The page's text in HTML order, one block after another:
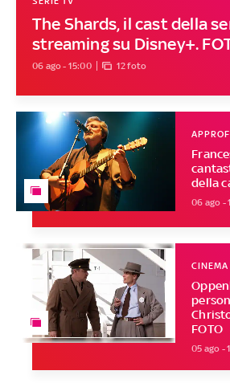
The Shards, il cast della
streaming su Disney+.
06 ago - 15:00 12 foto
della
06 ago -
FOTO
CINEMA
05 ago -